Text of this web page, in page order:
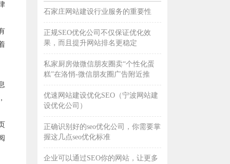
石家庄网站建设行业服务的重要性
正规SEO优化公司不仅保证优化效
果，而且提升网站排名更稳定
私家厨房做微信朋友圈卖“个性化蛋
糕”在洛悄-微信朋友圈广告附近推
优速网站建设优化SEO（宁波网站建
设优化公司）
正确识别好的seo优化公司，你需要掌
握这几点seo优化标准
企业可以通过SEO你的网站，让更多